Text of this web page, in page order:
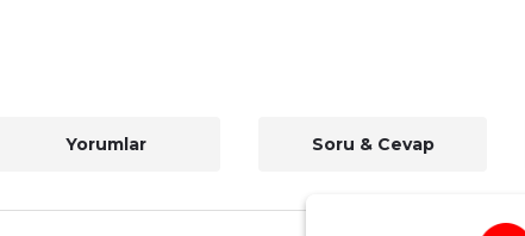
Yorumlar Soru & Cevap